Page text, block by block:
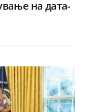
на дата-